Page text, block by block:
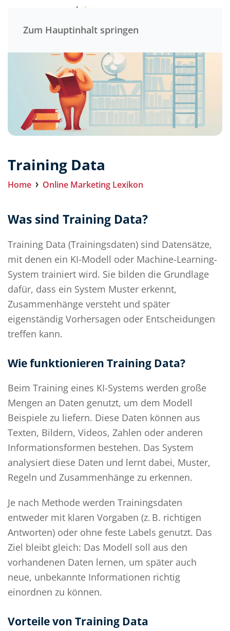
Zum Hauptinhalt springen
Training Data
Home Online Marketing Lexikon
Was sind Training Data?
Training Data (Trainingsdaten) sind Datensätze,
mit denen ein KI-Modell oder Machine-Learning-
System trainiert wird. Sie bilden die Grundlage
dafür, dass ein System Muster erkennt,
Zusammenhänge versteht und später
eigenständig Vorhersagen oder Entscheidungen
treffen kann.
Wie funktionieren Training Data?
Beim Training eines KI-Systems werden große
Mengen an Daten genutzt, um dem Modell
Beispiele zu liefern. Diese Daten können aus
Texten, Bildern, Videos, Zahlen oder anderen
Informationsformen bestehen. Das System
analysiert diese Daten und lernt dabei, Muster,
Regeln und Zusammenhänge zu erkennen.
Je nach Methode werden Trainingsdaten
entweder mit klaren Vorgaben (z. B. richtigen
Antworten) oder ohne feste Labels genutzt. Das
Ziel bleibt gleich: Das Modell soll aus den
vorhandenen Daten lernen, um später auch
neue, unbekannte Informationen richtig
einordnen zu können.
Vorteile von Training Data